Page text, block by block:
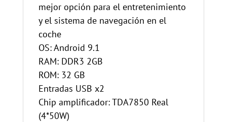
mejor opción para el entretenimiento
y el sistema de navegación en el
coche
OS: Android 9.1
RAM: DDR3 2GB
ROM: 32 GB
Entradas USB x2
Chip amplificador: TDA7850 Real
(4*50W)